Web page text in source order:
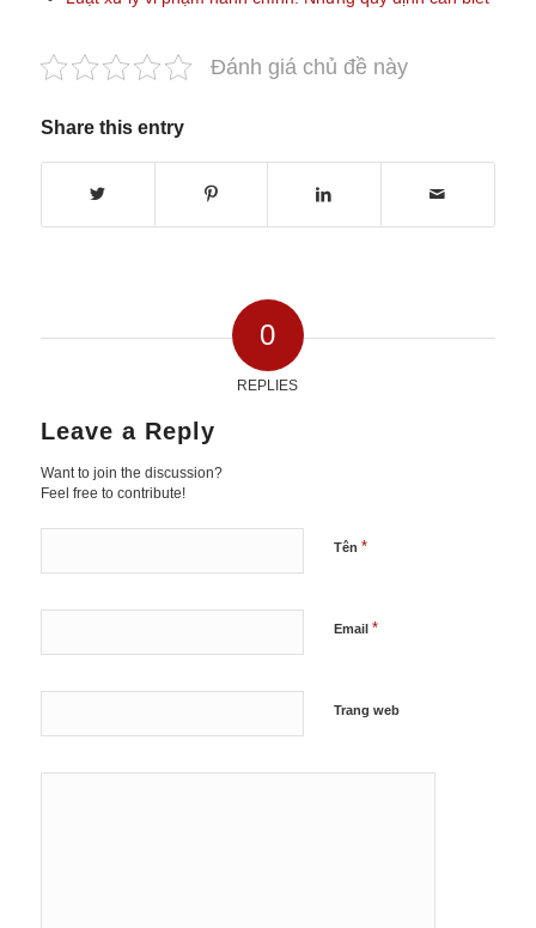
Đánh giá chủ đề này
Share this entry
0
REPLIES
Leave a Reply
Want to join the discussion?
Feel free to contribute!
Tên *
Email *
Trang web